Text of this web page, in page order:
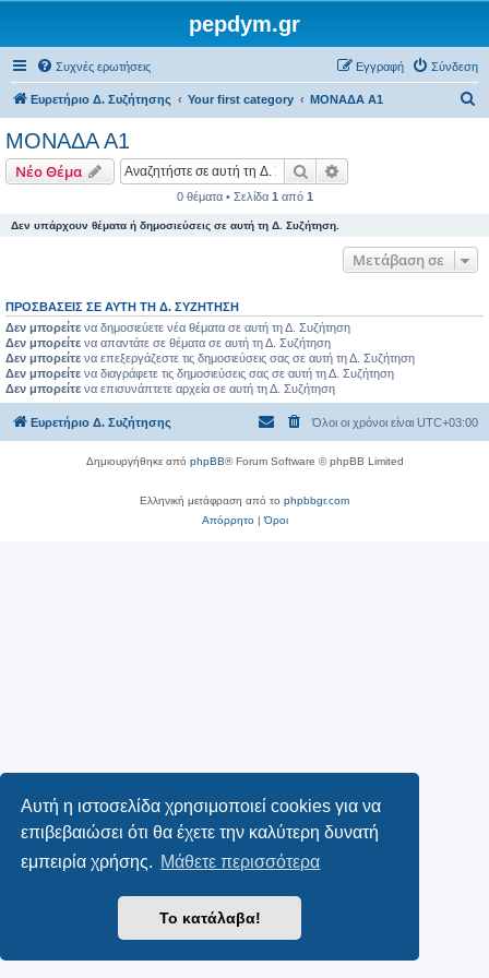
Αυτή η ιστοσελίδα χρησιμοποιεί cookies για να
επιβεβαιώσει ότι θα έχετε την καλύτερη δυνατή
εμπειρία χρήσης. Μάθετε περισσότερα
Το κατάλαβα!
pepdym.gr
Συχνές ερωτήσεις Σύνδεση
Εγγραφή
Ευρετήριο Δ. Συζήτησης Your first category ΜΟΝΑΔΑ Α1
ΜΟΝΑΔΑ Α1
Νέο Θέμα Αναζήτηση
0 θέματα • Σελίδα 1 από 1
Δεν υπάρχουν θέματα ή δημοσιεύσεις σε αυτή τη Δ. Συζήτηση.
Μετάβαση σε
ΠΡΟΣΒΆΣΕΙΣ ΣΕ ΑΥΤΉ ΤΗ Δ. ΣΥΖΉΤΗΣΗ
Δεν μπορείτε να δημοσιεύετε νέα θέματα σε αυτή τη Δ. Συζήτηση
Δεν μπορείτε να απαντάτε σε θέματα σε αυτή τη Δ. Συζήτηση
Δεν μπορείτε να επεξεργάζεστε τις δημοσιεύσεις σας σε αυτή τη Δ. Συζήτηση
Δεν μπορείτε να διαγράφετε τις δημοσιεύσεις σας σε αυτή τη Δ. Συζήτηση
Δεν μπορείτε να επισυνάπτετε αρχεία σε αυτή τη Δ. Συζήτηση
Ευρετήριο Δ. Συζήτησης Όλοι οι χρόνοι είναι UTC+03:00
Δημιουργήθηκε από phpBB® Forum Software © phpBB Limited
Ελληνική μετάφραση από το phpbbgr.com
Απόρρητο|Όροι